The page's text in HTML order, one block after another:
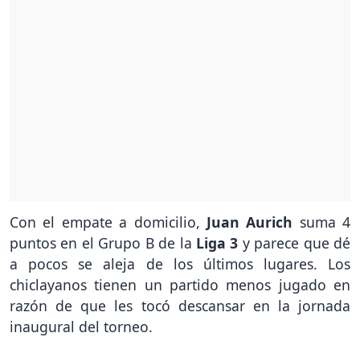
Con el empate a domicilio, Juan Aurich suma 4
puntos en el Grupo B de la Liga 3 y parece que dé
a pocos se aleja de los últimos lugares. Los
chiclayanos tienen un partido menos jugado en
razón de que les tocó descansar en la jornada
inaugural del torneo.